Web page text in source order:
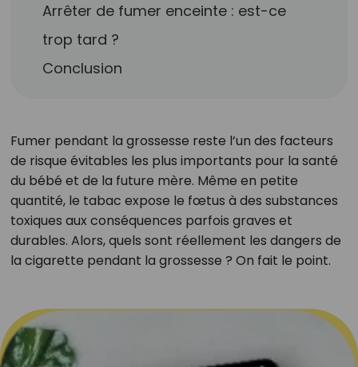
Arrêter de fumer enceinte : est-ce
trop tard ?
Conclusion
Fumer pendant la grossesse reste l’un des facteurs
de risque évitables les plus importants pour la santé
du bébé et de la future mère. Même en petite
quantité, le tabac expose le fœtus à des substances
toxiques aux conséquences parfois graves et
durables. Alors, quels sont réellement les dangers de
la cigarette pendant la grossesse ? On fait le point.